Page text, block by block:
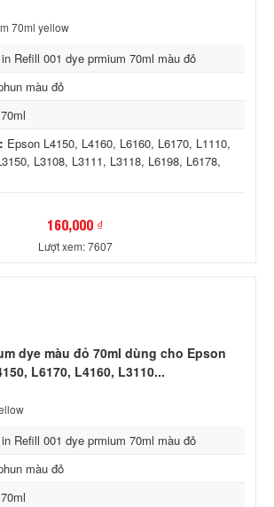
70ml yellow
Refill 001 dye prmium 70ml màu đỏ
màu đỏ
70ml
Epson L4150, L4160, L6160, L6170, L1110,
L3108, L3111, L3118, L6198, L6178,
160,000 ₫
Lượt xem: 7607
dye màu đỏ 70ml dùng cho Epson
L6170, L4160, L3110...
Refill 001 dye prmium 70ml màu đỏ
màu đỏ
70ml